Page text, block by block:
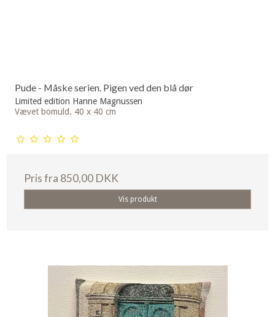
Pude - Måske serien. Pigen ved den blå dør
Limited edition Hanne Magnussen
Vævet bomuld. 40 x 40 cm
Pris fra 850,00 DKK
Vis produkt